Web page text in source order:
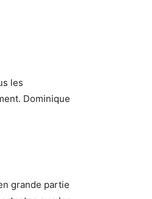
les
Dominique
grande partie